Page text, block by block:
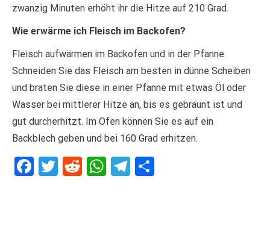
zwanzig Minuten erhöht ihr die Hitze auf 210 Grad.
Wie erwärme ich Fleisch im Backofen?
Fleisch aufwärmen im Backofen und in der Pfanne
Schneiden Sie das Fleisch am besten in dünne Scheiben
und braten Sie diese in einer Pfanne mit etwas Öl oder
Wasser bei mittlerer Hitze an, bis es gebräunt ist und
gut durcherhitzt. Im Ofen können Sie es auf ein
Backblech geben und bei 160 Grad erhitzen.
Facebook
Twitter
RedditWhatsApp
Telegram